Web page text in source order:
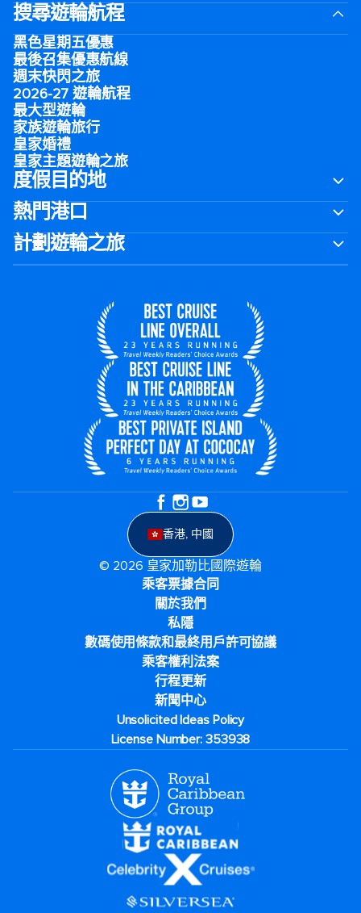
搜尋遊輪航程
黑色星期五優惠
最後召集優惠航線
週末快閃之旅
2026-27 遊輪航程
最大型遊輪
家族遊輪旅行
皇家婚禮
皇家主題遊輪之旅
度假目的地
熱門港口
計劃遊輪之旅
香港, 中國
© 2026 皇家加勒比國際遊輪
乘客票據合同
關於我們
私隱
數碼使用條款和最終用戶許可協議
乘客權利法案
行程更新
新聞中心
Unsolicited Ideas Policy
License Number: 353938